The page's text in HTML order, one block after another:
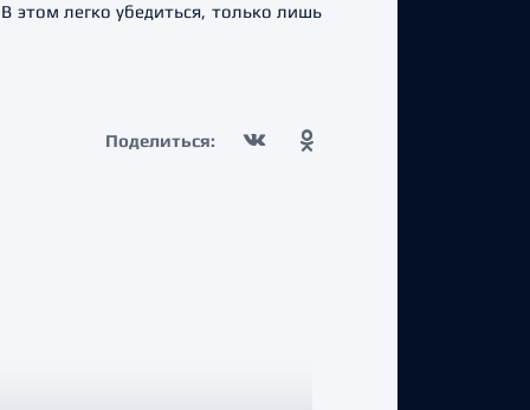
этом легко убедиться, только лишь
Поделиться: